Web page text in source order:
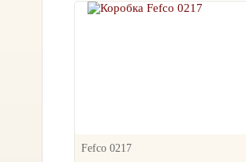
Fefco 0217